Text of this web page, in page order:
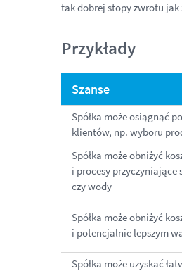
tak dobrej stopy zwrotu
Przykłady
Szanse
Spółka może osiągnąć
klientów, np. wyboru
Spółka może obniżyć
i procesy
czy wody
Spółka może obniżyć
i potencjalnie lepszym
Spółka może uzyskać